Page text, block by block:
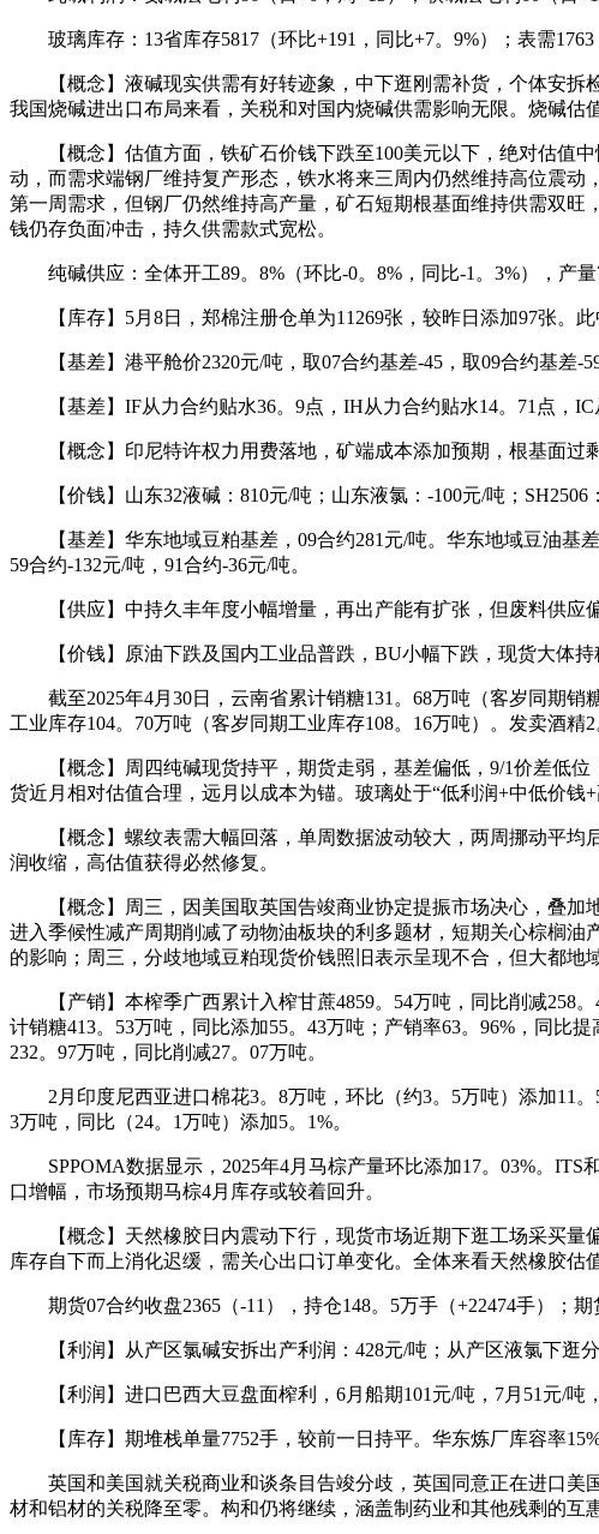
玻璃库存：13省库存5817（环比+191，同比+7。9%）；表需1763
【概念】液碱现实供需有好转迹象，中下逛刚需补货，个体安拆
我国烧碱进出口布局来看，关税和对国内烧碱供需影响无限。烧碱
【概念】估值方面，铁矿石价钱下跌至100美元以下，绝对估值中
动，而需求端钢厂维持复产形态，铁水将来三周内仍然维持高位震
第一周需求，但钢厂仍然维持高产量，矿石短期根基面维持供需双
钱仍存负面冲击，持久供需款式宽松。
纯碱供应：全体开工89。8%（环比-0。8%，同比-1。3%），产量
【库存】5月8日，郑棉注册仓单为11269张，较昨日添加97张。此
【基差】港平舱价2320元/吨，取07合约基差-45，取09合约基差-
【基差】IF从力合约贴水36。9点，IH从力合约贴水14。71点，IC
【概念】印尼特许权力用费落地，矿端成本添加预期，根基面过
【价钱】山东32液碱：810元/吨；山东液氯：-100元/吨；SH2506
【基差】华东地域豆粕基差，09合约281元/吨。华东地域豆油基差
59合约-132元/吨，91合约-36元/吨。
【供应】中持久丰年度小幅增量，再出产能有扩张，但废料供应
【价钱】原油下跌及国内工业品普跌，BU小幅下跌，现货大体持稳
截至2025年4月30日，云南省累计销糖131。68万吨（客岁同期销
工业库存104。70万吨（客岁同期工业库存108。16万吨）。发卖酒精
【概念】周四纯碱现货持平，期货走弱，基差偏低，9/1价差低位
货近月相对估值合理，远月以成本为锚。玻璃处于“低利润+中低价钱
【概念】螺纹表需大幅回落，单周数据波动较大，两周挪动平均
润收缩，高估值获得必然修复。
【概念】周三，因美国取英国告竣商业协定提振市场决心，叠加
进入季候性减产周期削减了动物油板块的利多题材，短期关心棕榈
的影响；周三，分歧地域豆粕现货价钱照旧表示呈现不合，但大都地
【产销】本榨季广西累计入榨甘蔗4859。54万吨，同比削减258。
计销糖413。53万吨，同比添加55。43万吨；产销率63。96%，同比
232。97万吨，同比削减27。07万吨。
2月印度尼西亚进口棉花3。8万吨，环比（约3。5万吨）添加11。
3万吨，同比（24。1万吨）添加5。1%。
SPPOMA数据显示，2025年4月马棕产量环比添加17。03%。ITS
口增幅，市场预期马棕4月库存或较着回升。
【概念】天然橡胶日内震动下行，现货市场近期下逛工场采买量
库存自下而上消化迟缓，需关心出口订单变化。全体来看天然橡胶估
期货07合约收盘2365（-11），持仓148。5万手（+22474手）；期
【利润】从产区氯碱安拆出产利润：428元/吨；从产区液氯下逛分
【利润】进口巴西大豆盘面榨利，6月船期101元/吨，7月51元/吨，
【库存】期堆栈单量7752手，较前一日持平。华东炼厂库容率15%
英国和美国就关税商业和谈条目告竣分歧，英国同意正在进口美
材和铝材的关税降至零。构和仍将继续，涵盖制药业和其他残剩的互